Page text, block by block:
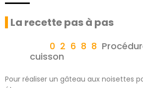
La recette pas à pas
cuisson
Pour réaliser un gâteau aux noisettes